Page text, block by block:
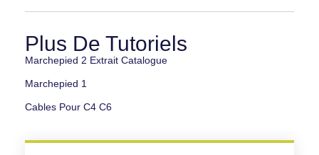
Plus De Tutoriels
Marchepied 2 Extrait Catalogue
Marchepied 1
Cables Pour C4 C6